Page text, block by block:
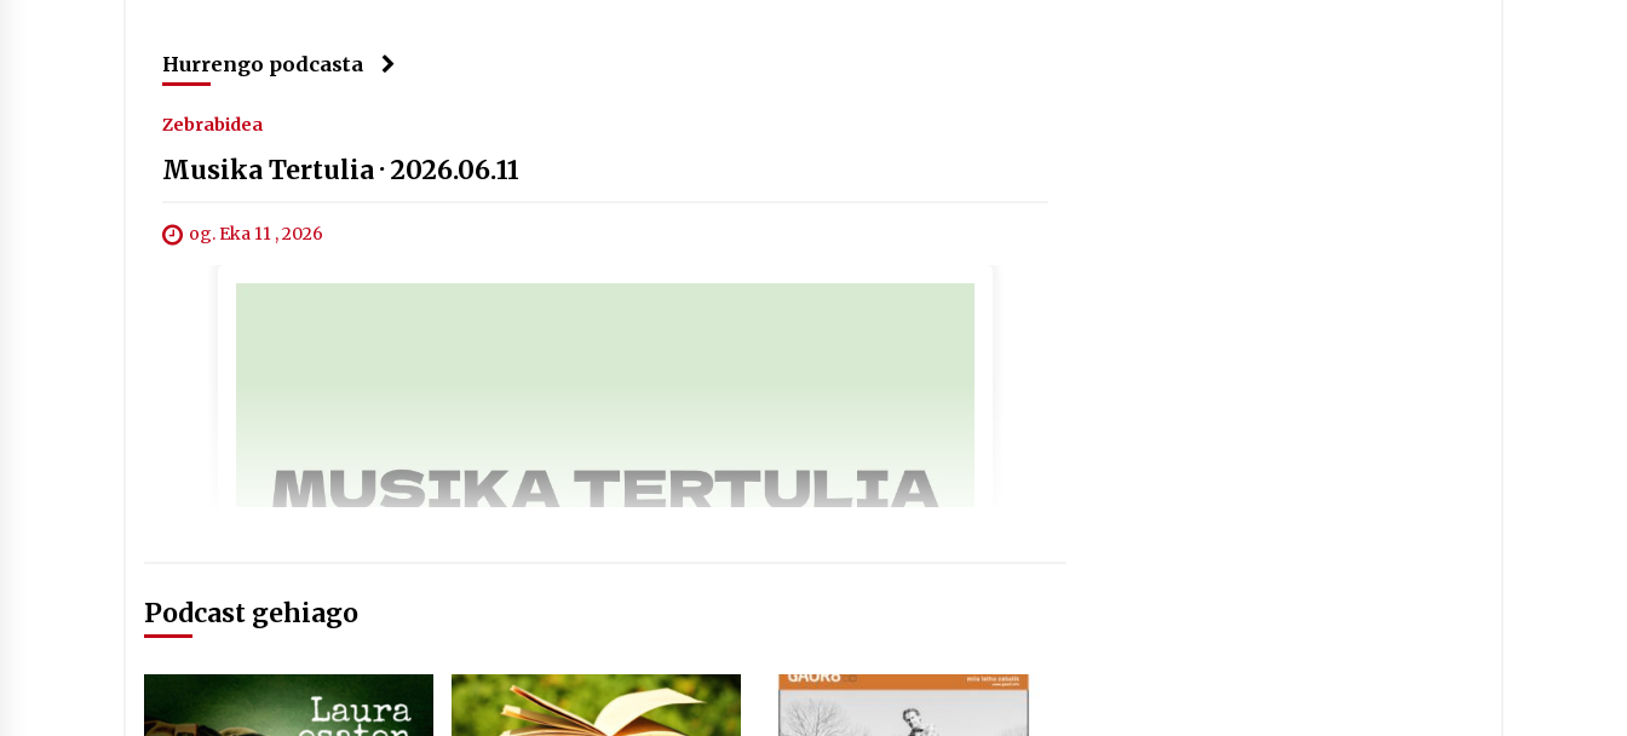
Hurrengo podcasta
Zebrabidea
Musika Tertulia · 2026.06.11
og. Eka 11 , 2026
Podcast gehiago